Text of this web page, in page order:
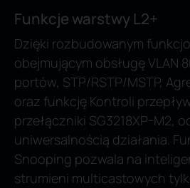
Funkcje warstwy L2+
Dzięki rozbudowanym
obejmującym obsługę VLAN
portów, STP/RSTP/MSTP,
oraz funkcję Kontroli
przełączniki SG3218XP-M2,
uniwersalnością działania.
Snooping pozwala na
strumieni multicastowych